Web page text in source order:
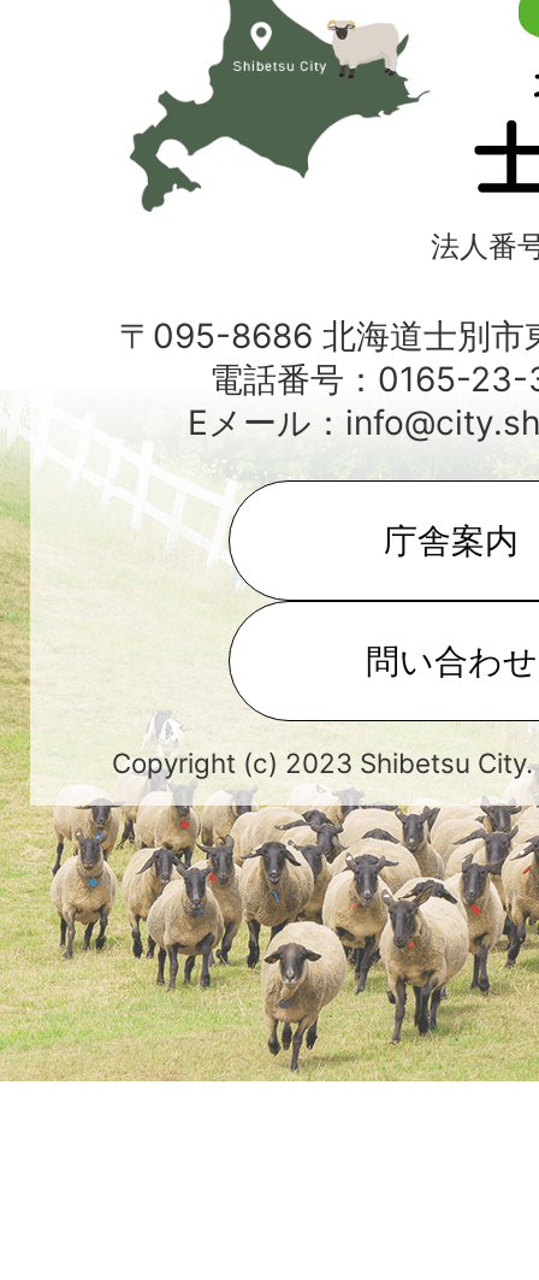
別
市
法人番
〒095-8686 北海道士別市
電話番号：0165-23-
Eメール：
庁舎案内
問い合わせ
Copyright (c) 2023 Shibetsu City.